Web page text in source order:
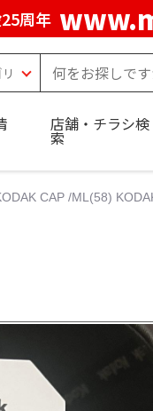
周年
店舗・チラシ検
索
CAP /ML(58)